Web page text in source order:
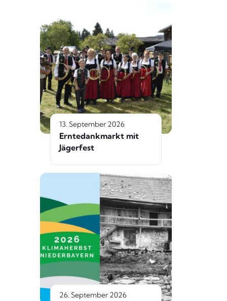
13. September 2026
Erntedankmarkt mit
Jägerfest
26. September 2026